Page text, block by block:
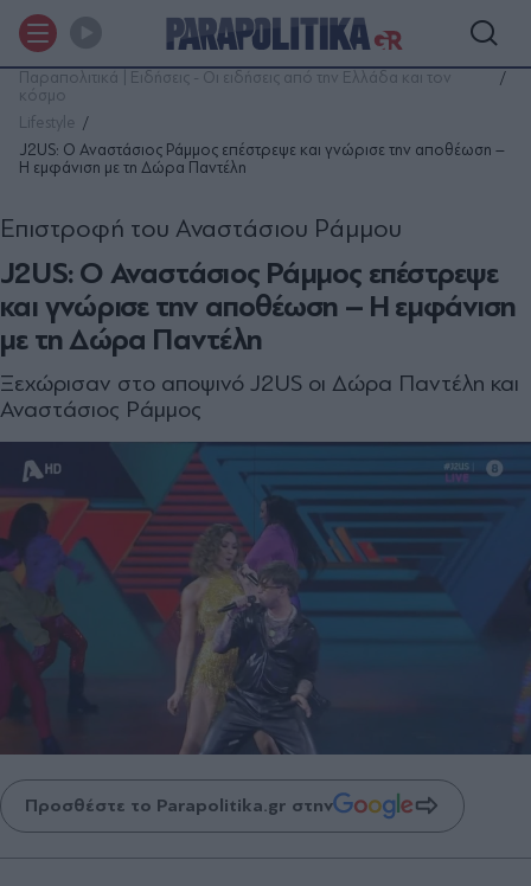
Παραπολιτικά | Ειδήσεις - Οι ειδήσεις από την Ελλάδα και τον
κόσμο
Lifestyle
J2US: Ο Αναστάσιος Ράμμος επέστρεψε και γνώρισε την αποθέωση –
Η εμφάνιση με τη Δώρα Παντέλη
J2US: Ο Αναστάσιος Ράμμος επέστρεψε
και γνώρισε την αποθέωση – Η εμφάνιση
με τη Δώρα Παντέλη
Επιστροφή του Αναστάσιου Ράμμου
Ξεχώρισαν στο αποψινό J2US οι Δώρα Παντέλη και
Αναστάσιος Ράμμος
Προσθέστε το Parapolitika.gr στην